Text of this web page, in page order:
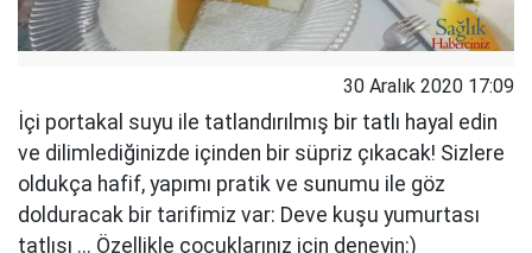
30 Aralık 2020 17:09
İçi portakal suyu ile tatlandırılmış bir tatlı hayal edin
ve dilimlediğinizde içinden bir süpriz çıkacak! Sizlere
oldukça hafif, yapımı pratik ve sunumu ile göz
dolduracak bir tarifimiz var: Deve kuşu yumurtası
tatlısı ... Özellikle çocuklarınız için deneyin:)